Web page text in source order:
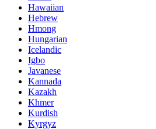
Hawaiian
Hebrew
Hmong
Hungarian
Icelandic
Igbo
Javanese
Kannada
Kazakh
Khmer
Kurdish
Kyrgyz